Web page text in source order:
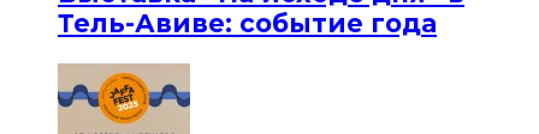
Тель-Авиве: событие года